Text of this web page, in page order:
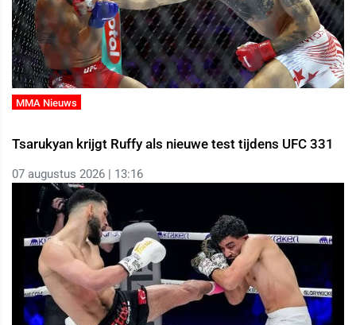
MMA Nieuws
Tsarukyan krijgt Ruffy als nieuwe test tijdens UFC 331
07 augustus 2026 | 13:16